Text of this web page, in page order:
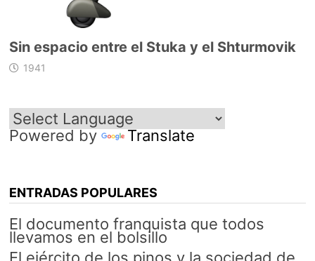
Sin espacio entre el Stuka y el Shturmovik
1941
Powered by Translate
ENTRADAS POPULARES
El documento franquista que todos
llevamos en el bolsillo